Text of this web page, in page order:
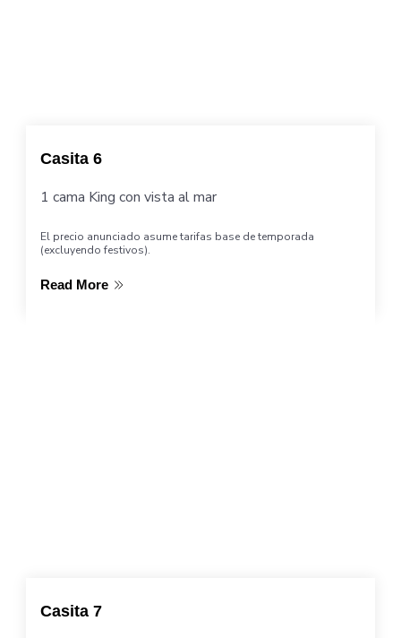
Casita 6
1 cama King con vista al mar
El precio anunciado asume tarifas base de temporada
(excluyendo festivos).
Read More
Casita 7